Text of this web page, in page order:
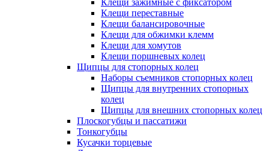
Клещи зажимные с фиксатором
Клещи переставные
Клещи балансировочные
Клещи для обжимки клемм
Клещи для хомутов
Клещи поршневых колец
Щипцы для стопорных колец
Наборы съемников стопорных колец
Щипцы для внутренних стопорных
колец
Щипцы для внешних стопорных колец
Плоскогубцы и пассатижи
Тонкогубцы
Кусачки торцевые